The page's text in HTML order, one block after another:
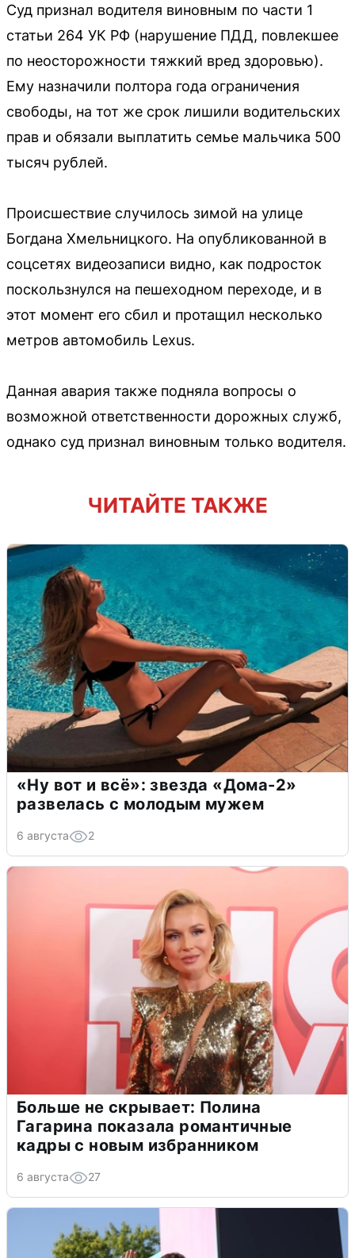
Суд признал водителя виновным по части 1
статьи 264 УК РФ (нарушение ПДД, повлекшее
по неосторожности тяжкий вред здоровью).
Ему назначили полтора года ограничения
свободы, на тот же срок лишили водительских
прав и обязали выплатить семье мальчика 500
тысяч рублей.
Происшествие случилось зимой на улице
Богдана Хмельницкого. На опубликованной в
соцсетях видеозаписи видно, как подросток
поскользнулся на пешеходном переходе, и в
этот момент его сбил и протащил несколько
метров автомобиль Lexus.
Данная авария также подняла вопросы о
возможной ответственности дорожных служб,
однако суд признал виновным только водителя.
ЧИТАЙТЕ ТАКЖЕ
«Ну вот и всё»: звезда «Дома-2»
развелась с молодым мужем
6 августа 2
Больше не скрывает: Полина
Гагарина показала романтичные
кадры с новым избранником
6 августа 27